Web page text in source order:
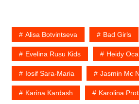
Alisa Botvintseva Bad Girls
Evelina Rusu Kids Heidy
Iosif Sara-Maria Jasmin Mc
Karina Kardash Karolina